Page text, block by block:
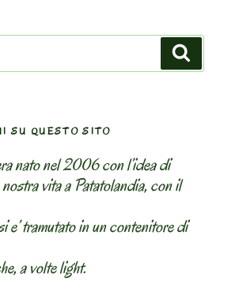
SU QUESTO SITO
nato nel 2006 con l’idea di
vita a Patatolandia, con il
e’ tramutato in un contenitore di
a volte light.